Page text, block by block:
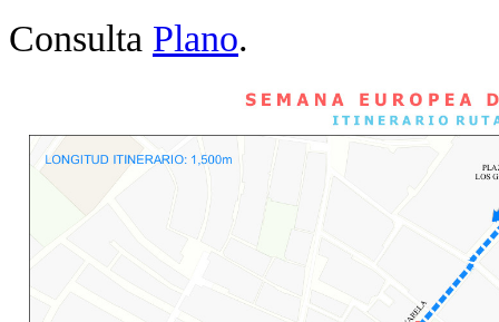
Consulta Plano.